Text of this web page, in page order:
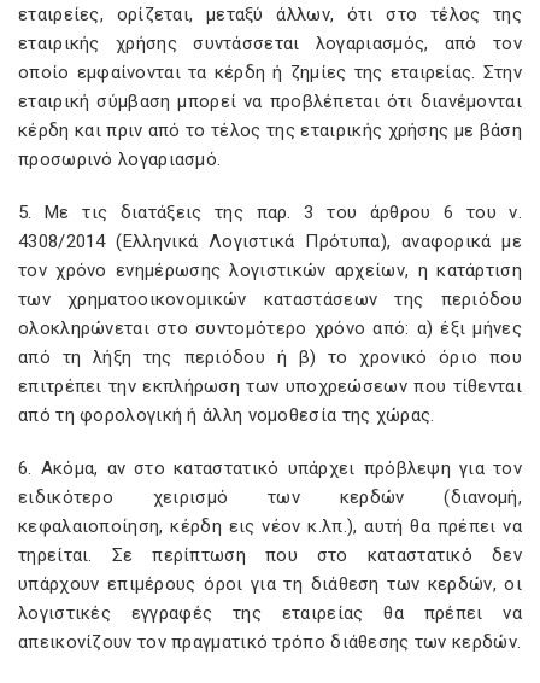
εταιρείες, ορίζεται, μεταξύ άλλων, ότι στο τέλος της
εταιρικής χρήσης συντάσσεται λογαριασμός, από τον
οποίο εμφαίνονται τα κέρδη ή ζημίες της εταιρείας. Στην
εταιρική σύμβαση μπορεί να προβλέπεται ότι διανέμονται
κέρδη και πριν από το τέλος της εταιρικής χρήσης με βάση
προσωρινό λογαριασμό.
5. Με τις διατάξεις της παρ. 3 του άρθρου 6 του ν.
4308/2014 (Ελληνικά Λογιστικά Πρότυπα), αναφορικά με
τον χρόνο ενημέρωσης λογιστικών αρχείων, η κατάρτιση
των χρηματοοικονομικών καταστάσεων της περιόδου
ολοκληρώνεται στο συντομότερο χρόνο από: α) έξι μήνες
από τη λήξη της περιόδου ή β) το χρονικό όριο που
επιτρέπει την εκπλήρωση των υποχρεώσεων που τίθενται
από τη φορολογική ή άλλη νομοθεσία της χώρας.
6. Ακόμα, αν στο καταστατικό υπάρχει πρόβλεψη για τον
ειδικότερο χειρισμό των κερδών (διανομή,
κεφαλαιοποίηση, κέρδη εις νέον κ.λπ.), αυτή θα πρέπει να
τηρείται. Σε περίπτωση που στο καταστατικό δεν
υπάρχουν επιμέρους όροι για τη διάθεση των κερδών, οι
λογιστικές εγγραφές της εταιρείας θα πρέπει να
απεικονίζουν τον πραγματικό τρόπο διάθεσης των κερδών.